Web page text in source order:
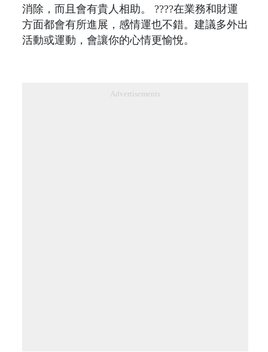
消除，而且會有貴人相助。 ????在業務和財運
方面都會有所進展，感情運也不錯。建議多外出
活動或運動，會讓你的心情更愉悅。
Advertisements